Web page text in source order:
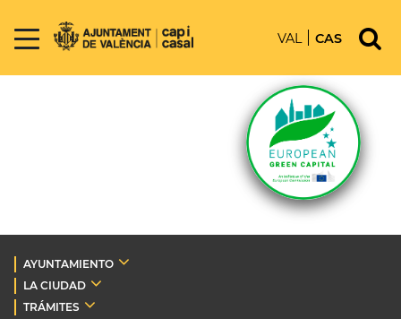
VAL CAS
AYUNTAMIENTO
LA CIUDAD
TRÁMITES